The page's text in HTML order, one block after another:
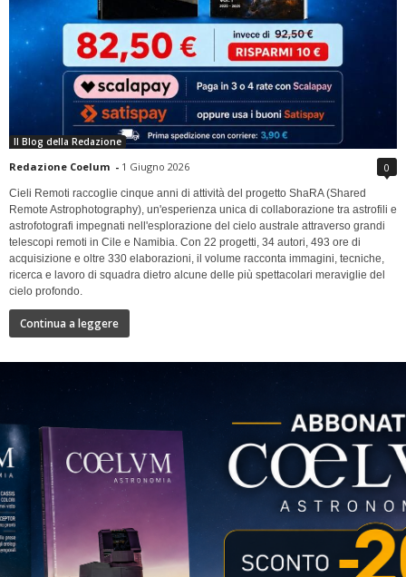
Il Blog della Redazione
Redazione Coelum - 1 Giugno 2026 0
Cieli Remoti raccoglie cinque anni di attività del progetto ShaRA (Shared
Remote Astrophotography), un'esperienza unica di collaborazione tra astrofili e
astrofotografi impegnati nell'esplorazione del cielo australe attraverso grandi
telescopi remoti in Cile e Namibia. Con 22 progetti, 34 autori, 493 ore di
acquisizione e oltre 330 elaborazioni, il volume racconta immagini, tecniche,
ricerca e lavoro di squadra dietro alcune delle più spettacolari meraviglie del
cielo profondo.
Continua a leggere